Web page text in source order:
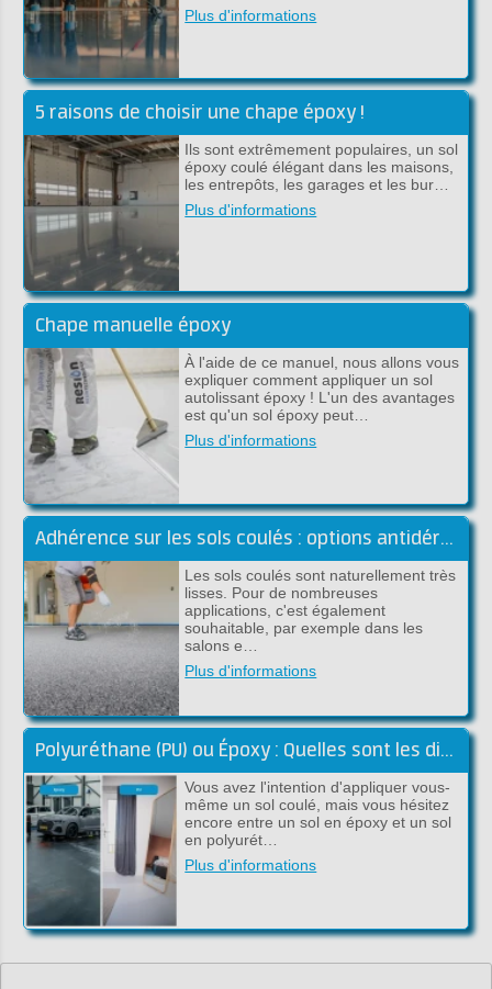
Plus d'informations
5 raisons de choisir une chape époxy !
Ils sont extrêmement populaires, un sol
époxy coulé élégant dans les maisons,
les entrepôts, les garages et les bur…
Plus d'informations
Chape manuelle époxy
À l'aide de ce manuel, nous allons vous
expliquer comment appliquer un sol
autolissant époxy ! L'un des avantages
est qu'un sol époxy peut…
Plus d'informations
Adhérence sur les sols coulés : options antidérapantes pour les sols coulés
Les sols coulés sont naturellement très
lisses. Pour de nombreuses
applications, c'est également
souhaitable, par exemple dans les
salons e…
Plus d'informations
Polyuréthane (PU) ou Époxy : Quelles sont les différences pour un sol coulé ?
Vous avez l'intention d'appliquer vous-
même un sol coulé, mais vous hésitez
encore entre un sol en époxy et un sol
en polyurét…
Plus d'informations